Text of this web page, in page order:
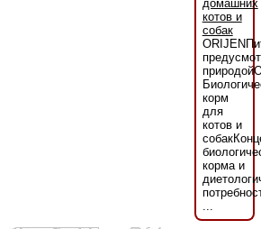
домашних
котов и
собак
корм
для
котов и
корма и
...